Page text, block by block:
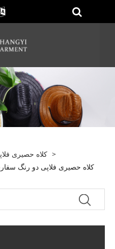
کلاه حصیری >
> کلاه حصیری فلاپی دو رنگ